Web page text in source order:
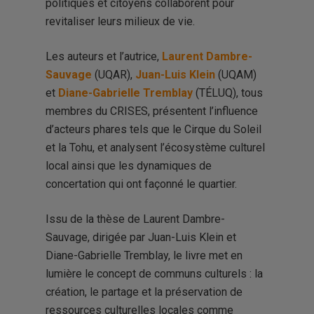
politiques et citoyens collaborent pour
revitaliser leurs milieux de vie.
Les auteurs et l’autrice, Laurent Dambre-
Sauvage (UQAR), Juan-Luis Klein (UQAM)
et Diane-Gabrielle Tremblay (TÉLUQ), tous
membres du CRISES, présentent l’influence
d’acteurs phares tels que le Cirque du Soleil
et la Tohu, et analysent l’écosystème culturel
local ainsi que les dynamiques de
concertation qui ont façonné le quartier.
Issu de la thèse de Laurent Dambre-
Sauvage, dirigée par Juan-Luis Klein et
Diane-Gabrielle Tremblay, le livre met en
lumière le concept de communs culturels : la
création, le partage et la préservation de
ressources culturelles locales comme